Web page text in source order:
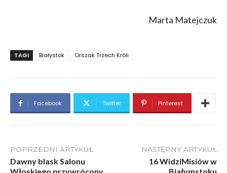
Marta Matejczuk
TAGI Białystok Orszak Trzech Króli
Facebook Twitter Pinterest
POPRZEDNI ARTYKUŁ
Dawny blask Salonu
NASTĘPNY ARTYKUŁ
16 WidziMisiów w